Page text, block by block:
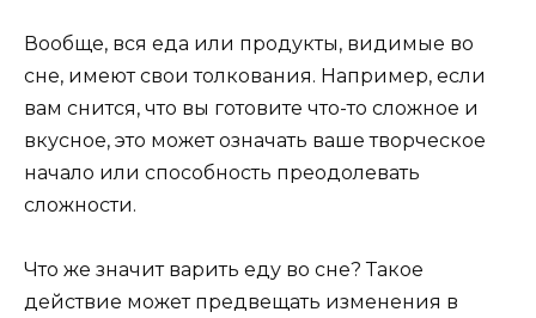
Вообще, вся еда или продукты, видимые во
сне, имеют свои толкования. Например, если
вам снится, что вы готовите что-то сложное и
вкусное, это может означать ваше творческое
начало или способность преодолевать
сложности.
Что же значит варить еду во сне? Такое
действие может предвещать изменения в